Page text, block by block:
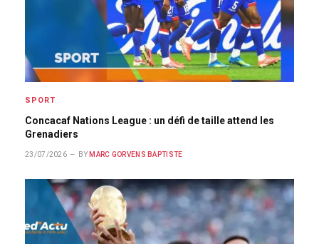
SPORT
Concacaf Nations League : un défi de taille attend les
Grenadiers
23/07/2026 BY MARC GORVENS BAPTISTE